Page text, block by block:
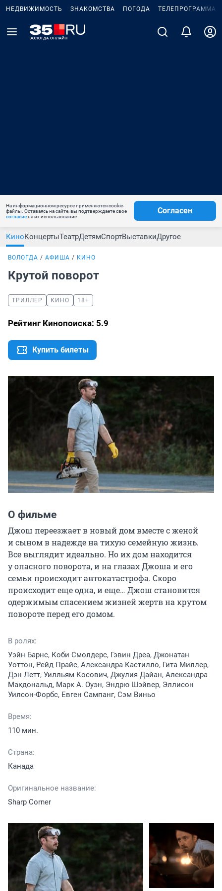
НЕДВИЖИМОСТЬ ЗНАКОМСТВА ПОГОДА ТЕЛЕПРОГРАММА
На информационном ресурсе применяются cookie-
файлы. Оставаясь на сайте, вы подтверждаете свое
согласиена их использование.
Согласен
КиноКонцертыТеатрДетямСпортВыставкиДругое
ВОЛОГДА АФИША КИНО
Крутой поворот
ТРИЛЛЕР КИНО 18+
Рейтинг Кинопоиска: 5.9
Купить билеты
О фильме
Джош переезжает в новый дом вместе с женой
и сыном в надежде на тихую семейную жизнь.
Все выглядит идеально. Но их дом находится
у опасного поворота, и на глазах Джоша и его
семьи происходит автокатастрофа. Скоро
происходит еще одна, и еще… Джош становится
одержимым спасением жизней жертв на крутом
повороте перед его домом.
В ролях:
Уэйн Барнс, Коби Смолдерс, Гэвин Дреа, Джонатан
Уоттон, Рейд Прайс, Александра Кастилло, Гита Миллер,
Дэн Летт, Уилльям Косович, Джулия Дайан, Александра
Макдональд, Марк А. Оуэн, Эндрю Шэйвер, Эллисон
Уилсон-Форбс, Евген Сампанг, Сэм Виньо
Время:
110 мин.
Страна:
Канада
Оригинальное название:
Sharp Corner